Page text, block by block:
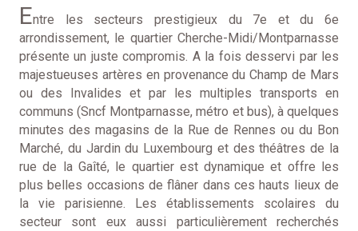
Entre les secteurs prestigieux du 7e et du 6e
arrondissement, le quartier Cherche-Midi/Montparnasse
présente un juste compromis. A la fois desservi par les
majestueuses artères en provenance du Champ de Mars
ou des Invalides et par les multiples transports en
communs (Sncf Montparnasse, métro et bus), à quelques
minutes des magasins de la Rue de Rennes ou du Bon
Marché, du Jardin du Luxembourg et des théâtres de la
rue de la Gaîté, le quartier est dynamique et offre les
plus belles occasions de flâner dans ces hauts lieux de
la vie parisienne. Les établissements scolaires du
secteur sont eux aussi particulièrement recherchés